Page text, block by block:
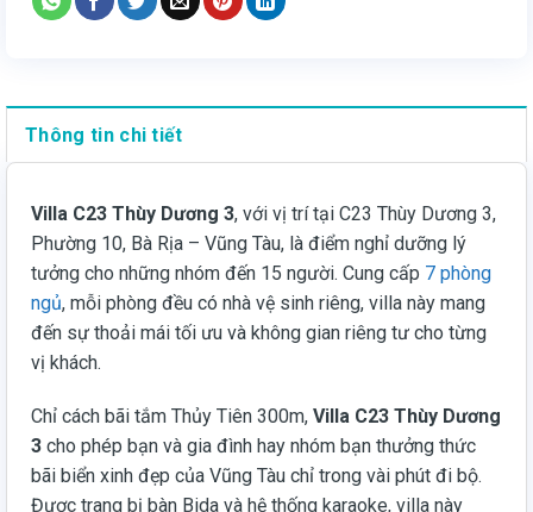
Thông tin chi tiết
Villa C23 Thùy Dương 3, với vị trí tại C23 Thùy Dương 3,
Phường 10, Bà Rịa – Vũng Tàu, là điểm nghỉ dưỡng lý
tưởng cho những nhóm đến 15 người. Cung cấp 7 phòng
ngủ, mỗi phòng đều có nhà vệ sinh riêng, villa này mang
đến sự thoải mái tối ưu và không gian riêng tư cho từng
vị khách.
Chỉ cách bãi tắm Thủy Tiên 300m, Villa C23 Thùy Dương
3 cho phép bạn và gia đình hay nhóm bạn thưởng thức
bãi biển xinh đẹp của Vũng Tàu chỉ trong vài phút đi bộ.
Được trang bị bàn Bida và hệ thống karaoke, villa này